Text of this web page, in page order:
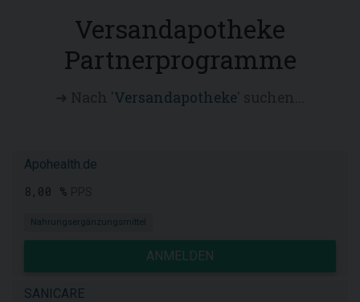
Versandapotheke
Partnerprogramme
Versandapotheke
Apohealth.de
8,00 %
Nahrungsergänzungsmittel
ANMELDEN
SANICARE